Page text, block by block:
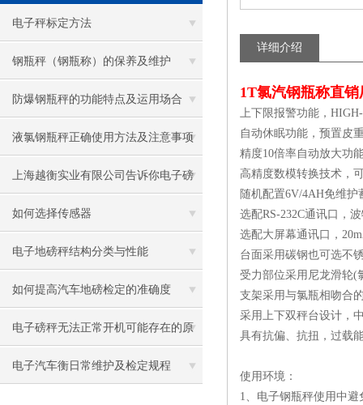
电子秤标定方法
钢瓶秤（钢瓶称）的保养及维护
防爆钢瓶秤的功能特点及运用场合
液氯钢瓶秤正确使用方法及注意事项
上海越衡实业有限公司告诉你电子磅
秤防雷方法
如何选择传感器
电子地磅秤结构分类与性能
如何提高汽车地磅检定的准确度
电子磅秤无法正常开机可能存在的原
因
电子汽车衡日常维护及检定规程
详细介绍
1T氯汽钢瓶称直
上下限报警功能
自动休眠功能，预置皮
精度10倍率自动放大功
高精度数模转换
随机配置6V/4AH免维
选配RS-232C通讯口，
选配大屏幕通讯口，
台面采用碳钢也可选不
受力部位采用尼龙滑轮(
支架采用与氯瓶相吻合
采用上下双秤台设计，
具有抗偏、抗扭，过载
使用环境：
1、电子钢瓶秤使用中